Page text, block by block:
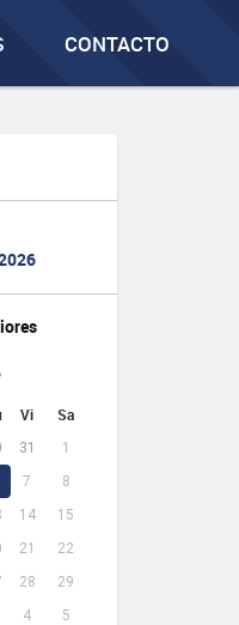
CONTACTO
Vi Sa
31
1
7
8
14
15
21
22
28
29
4 5